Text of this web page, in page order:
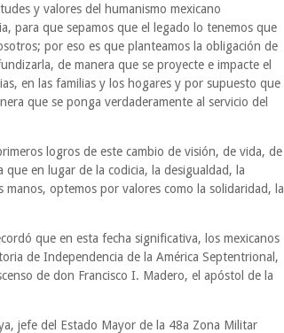
y valores del humanismo mexicano
para que sepamos que el legado lo tenemos que
por eso es que planteamos la obligación de
de manera que se proyecte e impacte el
en las familias y los hogares y por supuesto que
que se ponga verdaderamente al servicio del
logros de este cambio de visión, de vida, de
que en lugar de la codicia, la desigualdad, la
manos, optemos por valores como la solidaridad, la
que en esta fecha significativa, los mexicanos
de Independencia de la América Septentrional,
de don Francisco I. Madero, el apóstol de la
jefe del Estado Mayor de la 48a Zona Militar